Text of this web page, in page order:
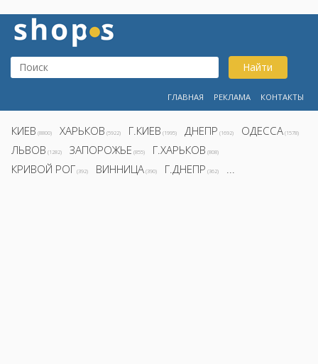
Найти
ГЛАВНАЯ РЕКЛАМА КОНТАКТЫ
КИЕВ (8800) ХАРЬКОВ (5922) Г.КИЕВ (1995) ДНЕПР (1692) ОДЕССА (1578)
ЛЬВОВ (1282) ЗАПОРОЖЬЕ (855) Г.ХАРЬКОВ (808)
КРИВОЙ РОГ (392) ВИННИЦА (390) Г.ДНЕПР (362) ...